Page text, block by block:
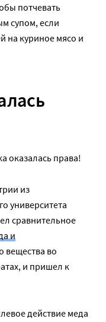
потчевать
супом, если
на куриное мясо и
оказалась права!
из
университета
сравнительное
и
вещества во
и пришел к
действие меда